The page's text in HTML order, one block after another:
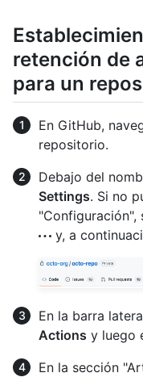
retención de
para un
En GitHub,
repositorio.
Debajo del
Settings. Si no
"Configuración",
y, a
En la barra
Actions y luego
En la sección